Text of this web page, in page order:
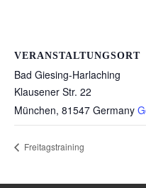
VERANSTALTUNGSORT
Bad Giesing-Harlaching
Klausener Str. 22
München, 81547 Germany
Freitagstraining